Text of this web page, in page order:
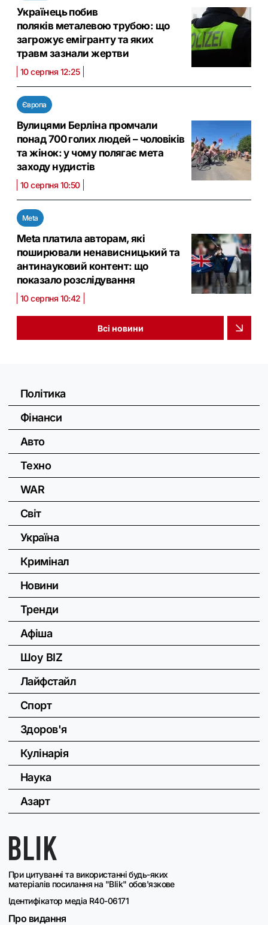
Українець побив
поляків металевою трубою: що
загрожує емігранту та яких
травм зазнали жертви
10 серпня 12:25
Європа
Вулицями Берліна промчали
понад 700 голих людей – чоловіків
та жінок: у чому полягає мета
заходу нудистів
10 серпня 10:50
Meta
Meta платила авторам, які
поширювали ненависницький та
антинауковий контент: що
показало розслідування
10 серпня 10:42
Всі новини
При цитуванні та використанні будь-яких
матеріалів посилання на "Blik" обов'язкове
Ідентифікатор медіа R40-06171
Про видання
Політика
Фінанси
Авто
Техно
WAR
Світ
Україна
Кримінал
Новини
Тренди
Афіша
Шоу BIZ
Лайфстайл
Спорт
Здоров'я
Кулінарія
Наука
Азарт